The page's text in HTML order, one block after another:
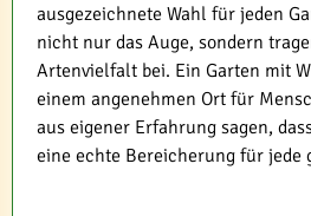
ausgezeichnete Wahl für jeden
nicht nur das Auge, sondern
Artenvielfalt bei. Ein Garten mit
einem angenehmen Ort für
aus eigener Erfahrung sagen,
eine echte Bereicherung für jede